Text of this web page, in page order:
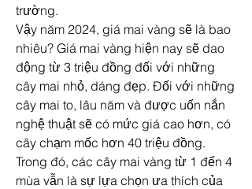
trường.
Vậy năm 2024, giá mai vàng sẽ là bao
nhiêu? Giá mai vàng hiện nay sẽ dao
động từ 3 triệu đồng đối với những
cây mai nhỏ, dáng đẹp. Đối với những
cây mai to, lâu năm và được uốn nắn
nghệ thuật sẽ có mức giá cao hơn, có
cây chạm mốc hơn 40 triệu đồng.
Trong đó, các cây mai vàng từ 1 đến 4
mùa vẫn là sự lựa chọn ưa thích của